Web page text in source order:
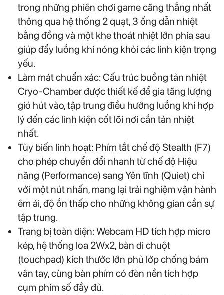
trong những phiên chơi game căng thẳng nhất
thông qua hệ thống 2 quạt, 3 ống dẫn nhiệt
bằng đồng và một khe thoát nhiệt lớn phía sau
giúp đẩy luồng khí nóng khỏi các linh kiện trọng
yếu.
Làm mát chuẩn xác: Cấu trúc buồng tản nhiệt
Cryo-Chamber được thiết kế để gia tăng lượng
gió hút vào, tập trung điều hướng luồng khí hợp
lý đến các linh kiện cốt lõi nơi cần tản nhiệt
nhất.
Tùy biến linh hoạt: Phím tắt chế độ Stealth (F7)
cho phép chuyển đổi nhanh từ chế độ Hiệu
năng (Performance) sang Yên tĩnh (Quiet) chỉ
với một nút nhấn, mang lại trải nghiệm vận hành
êm ái, độ ồn thấp cho những không gian cần sự
tập trung.
Trang bị toàn diện: Webcam HD tích hợp micro
kép, hệ thống loa 2Wx2, bàn di chuột
(touchpad) kích thước lớn phủ lớp chống bám
vân tay, cùng bàn phím có đèn nền tích hợp
cụm phím số đầy đủ.